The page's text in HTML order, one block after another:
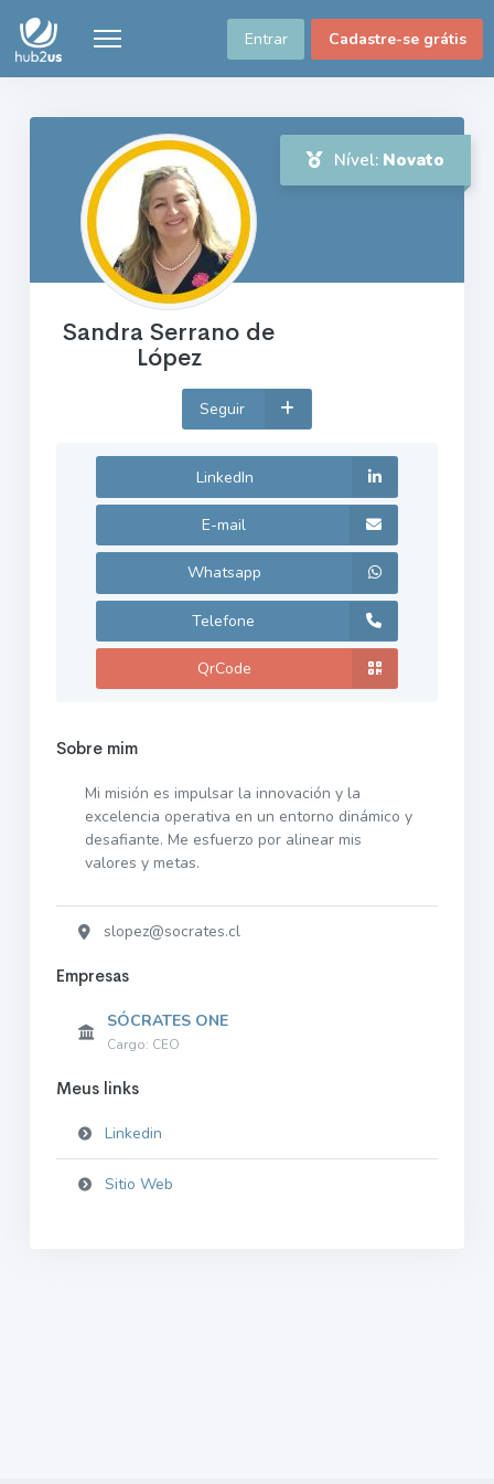
Entrar Cadastre-se grátis
Nível: Novato
Sandra Serrano de
López
Seguir
LinkedIn
E-mail
Whatsapp
Telefone
QrCode
Sobre mim
Mi misión es impulsar la innovación y la
excelencia operativa en un entorno dinámico y
desafiante. Me esfuerzo por alinear mis
valores y metas.
slopez@socrates.cl
Empresas
SÓCRATES ONE
Cargo: CEO
Meus links
Linkedin
Sitio Web